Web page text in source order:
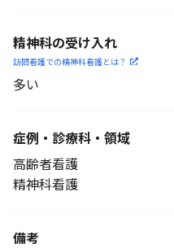
精神科の受け入れ
訪問看護での精神科看護とは？
多い
症例・診療科・ 領域
高齢者看護
精神科看護
備考